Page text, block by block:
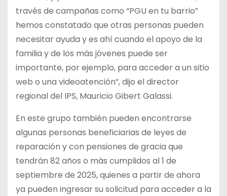
través de campañas como “PGU en tu barrio”
hemos constatado que otras personas pueden
necesitar ayuda y es ahí cuando el apoyo de la
familia y de los más jóvenes puede ser
importante, por ejemplo, para acceder a un sitio
web o una videoatención”, dijo el director
regional del IPS, Mauricio Gibert Galassi.
En este grupo también pueden encontrarse
algunas personas beneficiarias de leyes de
reparación y con pensiones de gracia que
tendrán 82 años o más cumplidos al 1 de
septiembre de 2025, quienes a partir de ahora
ya pueden ingresar su solicitud para acceder a la